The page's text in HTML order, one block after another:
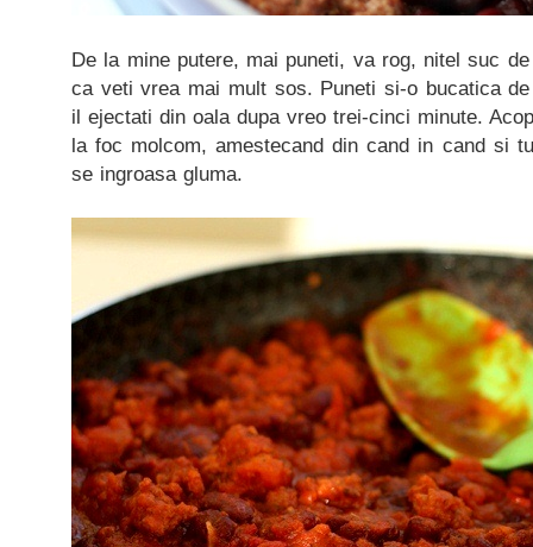
De la mine putere, mai puneti, va rog, nitel suc
ca veti vrea mai mult sos. Puneti si-o bucatica
il ejectati din oala dupa vreo trei-cinci minute.
la foc molcom, amestecand din cand in cand si
se ingroasa gluma.